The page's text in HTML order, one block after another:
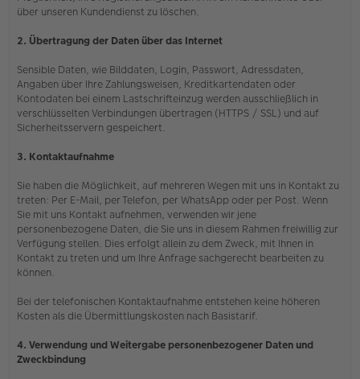
über unseren Kundendienst zu löschen.
2. Übertragung der Daten über das Internet
Sensible Daten, wie Bilddaten, Login, Passwort, Adressdaten,
Angaben über Ihre Zahlungsweisen, Kreditkartendaten oder
Kontodaten bei einem Lastschrifteinzug werden ausschließlich in
verschlüsselten Verbindungen übertragen (HTTPS / SSL) und auf
Sicherheitsservern gespeichert.
3. Kontaktaufnahme
Sie haben die Möglichkeit, auf mehreren Wegen mit uns in Kontakt zu
treten: Per E-Mail, per Telefon, per WhatsApp oder per Post. Wenn
Sie mit uns Kontakt aufnehmen, verwenden wir jene
personenbezogene Daten, die Sie uns in diesem Rahmen freiwillig zur
Verfügung stellen. Dies erfolgt allein zu dem Zweck, mit Ihnen in
Kontakt zu treten und um Ihre Anfrage sachgerecht bearbeiten zu
können.
Bei der telefonischen Kontaktaufnahme entstehen keine höheren
Kosten als die Übermittlungskosten nach Basistarif.
4. Verwendung und Weitergabe personenbezogener Daten und
Zweckbindung